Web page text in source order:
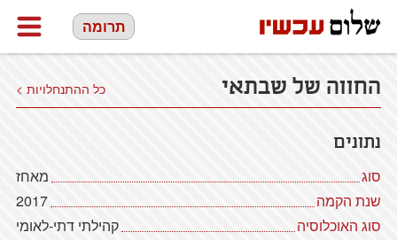
תרומה
החווה של שבתאי כל ההתנחלויות >
נתונים
סוג
מאחז
שנת הקמה
2017
סוג האוכלוסיה
קהילתי דתי-לאומי